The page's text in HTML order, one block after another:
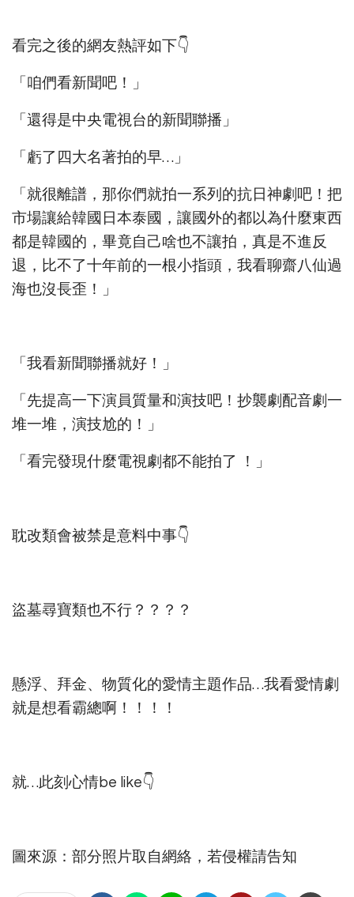
看完之後的網友熱評如下👇
「咱們看新聞吧！」
「還得是中央電視台的新聞聯播」
「虧了四大名著拍的早…」
「就很離譜，那你們就拍一系列的抗日神劇吧！把
市場讓給韓國日本泰國，讓國外的都以為什麼東西
都是韓國的，畢竟自己啥也不讓拍，真是不進反
退，比不了十年前的一根小指頭，我看聊齋八仙過
海也沒長歪！」
「我看新聞聯播就好！」
「先提高一下演員質量和演技吧！抄襲劇配音劇一
堆一堆，演技尬的！」
「看完發現什麼電視劇都不能拍了 ！」
耽改類會被禁是意料中事👇
盜墓尋寶類也不行？？？？
懸浮、拜金、物質化的愛情主題作品…我看愛情劇
就是想看霸總啊！！！！
就…此刻心情be like👇
圖來源：部分照片取自網絡，若侵權請告知